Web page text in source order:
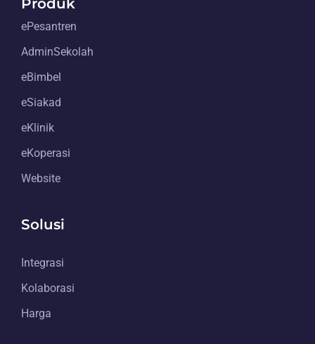
ePesantren
AdminSekolah
eBimbel
eSiakad
eKlinik
eKoperasi
Website
Solusi
Integrasi
Kolaborasi
Harga